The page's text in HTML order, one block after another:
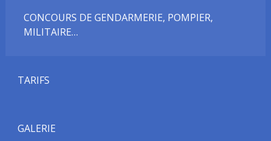
CONCOURS DE GENDARMERIE, POMPIER,
MILITAIRE…
TARIFS
GALERIE